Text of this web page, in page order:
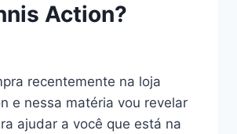
Action?
recentemente na loja
e nessa matéria vou revelar
ajudar a você que está na